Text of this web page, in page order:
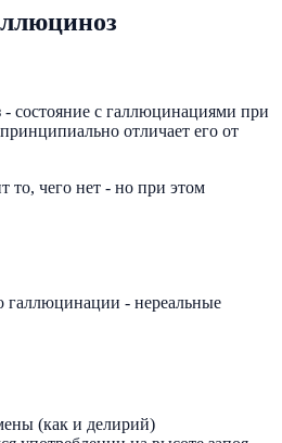
состояние с галлюцинациями при
отличает его от
то, чего нет - но при этом
галлюцинации - нереальные
(как и делирий)